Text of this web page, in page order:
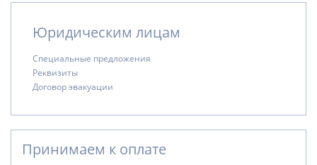
Юридическим лицам
Специальные предложения
Реквизиты
Договор эвакуации
Принимаем к оплате